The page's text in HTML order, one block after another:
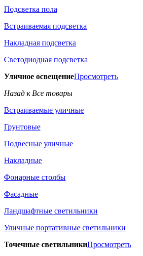
Подсветка пола
Встраиваемая подсветка
Накладная подсветка
Светодиодная подсветка
Уличное освещениеПросмотреть
Назад к Все товары
Встраиваемые уличные
Грунтовые
Подвесные уличные
Накладные
Фонарные столбы
Фасадные
Ландшафтные светильники
Уличные портативные светильники
Точечные светильникиПросмотреть